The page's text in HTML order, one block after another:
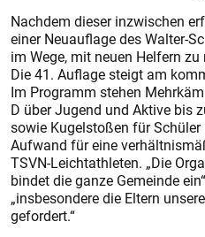
Nachdem dieser inzwischen
einer Neuauflage des Walter-
im Wege, mit neuen Helfern
Die 41. Auflage steigt am
Im Programm stehen
D über Jugend und Aktive bis
sowie Kugelstoßen für
Aufwand für eine
TSVN-Leichtathleten. „Die
bindet die ganze Gemeinde
„insbesondere die Eltern
gefordert.“